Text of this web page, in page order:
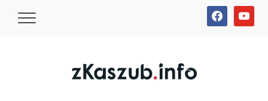
facebookyoutube